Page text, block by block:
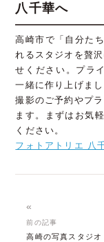
八千華へ
高崎市で「自分た
れるスタジオを贅
せください。プラ
一緒に作り上げまし
撮影のご予約やプ
ます。まずはお気
ください。
フォトアトリエ 八
«
前の記事
高崎の写真スタジオ